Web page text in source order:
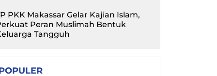
PKK Makassar Gelar Kajian Islam,
Peran Muslimah Bentuk
Tangguh